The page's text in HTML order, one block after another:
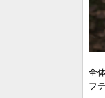
全
フ